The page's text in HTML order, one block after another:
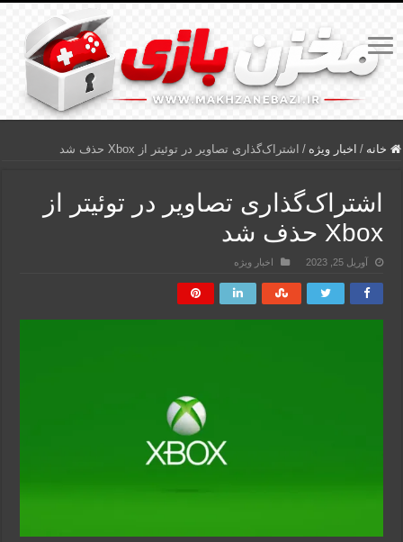
خانه / اخبار ویژه / اشتراک‌گذاری تصاویر در توئیتر از Xbox حذف شد
اشتراک‌گذاری تصاویر در توئیتر از
Xbox حذف شد
آوریل 25, 2023 اخبار ویژه